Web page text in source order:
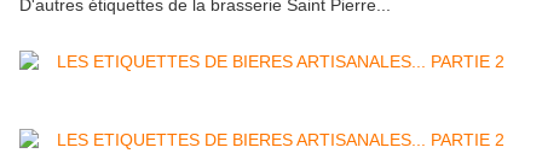
D'autres étiquettes de la brasserie Saint Pierre...